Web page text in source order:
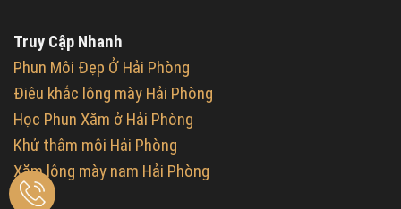
Truy Cập Nhanh
Phun Môi Đẹp Ở Hải Phòng
Điêu khắc lông mày Hải Phòng
Học Phun Xăm ở Hải Phòng
Khử thâm môi Hải Phòng
Xăm lông mày nam Hải Phòng